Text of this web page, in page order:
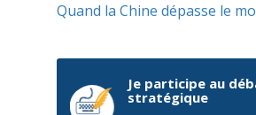
Quand la Chine dépasse le
Je participe au
stratégique